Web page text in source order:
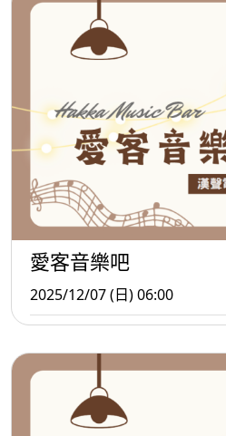
愛客音樂吧
2025/12/07 (日) 06:00